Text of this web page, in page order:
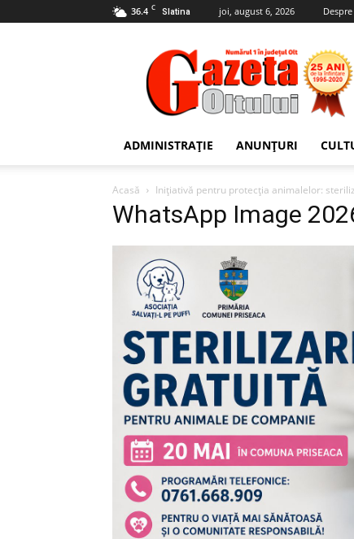
36.4 C Slatina joi, august 6, 2026
Gazeta
Oltului
ADMINISTRAȚIE ANUNȚURI
Acasă Inițiativă pentru protecția animalelor:
WhatsApp Image